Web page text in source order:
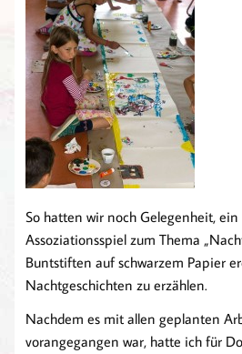
So hatten wir noch Gelegenheit, ein
Assoziationsspiel zum Thema
Buntstiften auf schwarzem Papier
Nachtgeschichten zu erzählen.
Nachdem es mit allen geplanten
vorangegangen war, hatte ich für